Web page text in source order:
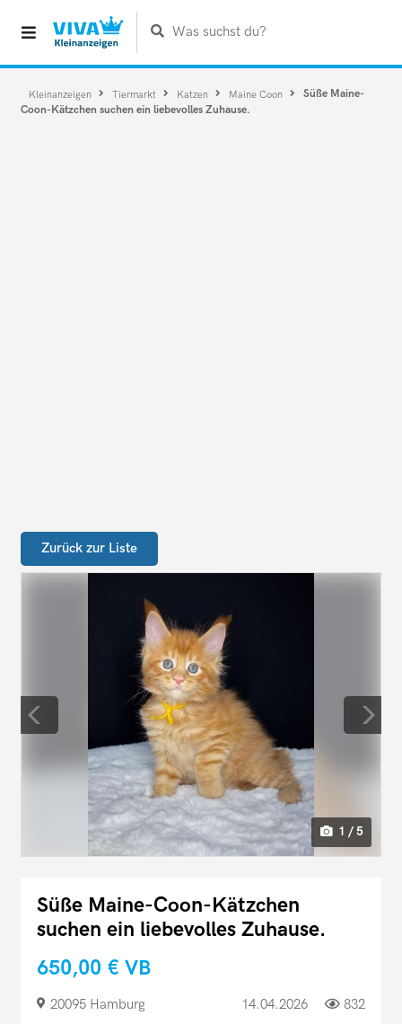
Was suchst du?
Kleinanzeigen Tiermarkt Katzen Maine Coon
Süße Maine-
Coon-Kätzchen suchen ein liebevolles Zuhause.
Zurück zur Liste
1 / 5
Süße Maine-Coon-Kätzchen
suchen ein liebevolles Zuhause.
650,00 € VB
20095 Hamburg 14.04.2026 832